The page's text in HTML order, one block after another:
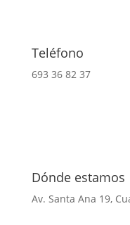
Teléfono
693 36 82 37
Dónde estamos
Av. Santa Ana 19,